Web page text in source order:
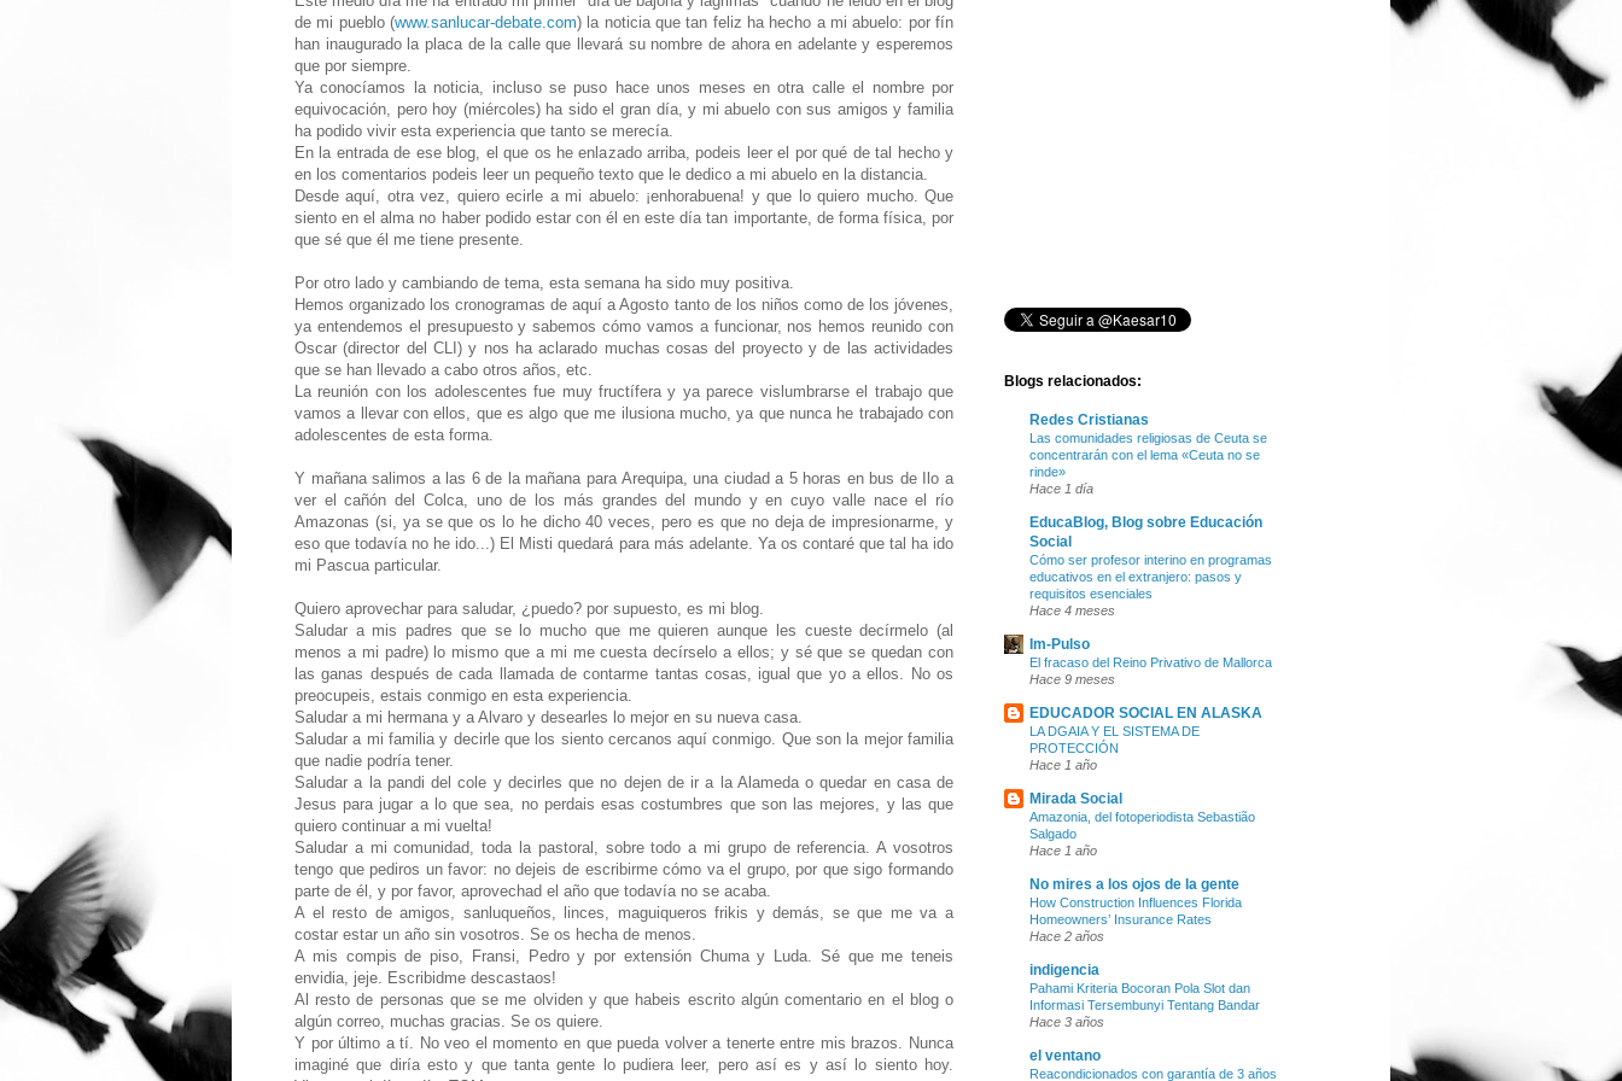
de mi pueblo (www.sanlucar-debate.com) la noticia que tan feliz ha hecho a mi abuelo: por fín
han inaugurado la placa de la calle que llevará su nombre de ahora en adelante y esperemos
que por siempre.
Ya conocíamos la noticia, incluso se puso hace unos meses en otra calle el nombre por
equivocación, pero hoy (miércoles) ha sido el gran día, y mi abuelo con sus amigos y familia
ha podido vivir esta experiencia que tanto se merecía.
En la entrada de ese blog, el que os he enlazado arriba, podeis leer el por qué de tal hecho y
en los comentarios podeis leer un pequeño texto que le dedico a mi abuelo en la distancia.
Desde aquí, otra vez, quiero ecirle a mi abuelo: ¡enhorabuena! y que lo quiero mucho. Que
siento en el alma no haber podido estar con él en este día tan importante, de forma física, por
que sé que él me tiene presente.
Por otro lado y cambiando de tema, esta semana ha sido muy positiva.
Hemos organizado los cronogramas de aquí a Agosto tanto de los niños como de los jóvenes,
ya entendemos el presupuesto y sabemos cómo vamos a funcionar, nos hemos reunido con
Oscar (director del CLI) y nos ha aclarado muchas cosas del proyecto y de las actividades
que se han llevado a cabo otros años, etc.
La reunión con los adolescentes fue muy fructífera y ya parece vislumbrarse el trabajo que
vamos a llevar con ellos, que es algo que me ilusiona mucho, ya que nunca he trabajado con
adolescentes de esta forma.
Y mañana salimos a las 6 de la mañana para Arequipa, una ciudad a 5 horas en bus de Ilo a
ver el cañón del Colca, uno de los más grandes del mundo y en cuyo valle nace el río
Amazonas (si, ya se que os lo he dicho 40 veces, pero es que no deja de impresionarme, y
eso que todavía no he ido...) El Misti quedará para más adelante. Ya os contaré que tal ha ido
mi Pascua particular.
Quiero aprovechar para saludar, ¿puedo? por supuesto, es mi blog.
Saludar a mis padres que se lo mucho que me quieren aunque les cueste decírmelo (al
menos a mi padre) lo mismo que a mi me cuesta decírselo a ellos; y sé que se quedan con
las ganas después de cada llamada de contarme tantas cosas, igual que yo a ellos. No os
preocupeis, estais conmigo en esta experiencia.
Saludar a mi hermana y a Alvaro y desearles lo mejor en su nueva casa.
Saludar a mi familia y decirle que los siento cercanos aquí conmigo. Que son la mejor familia
que nadie podría tener.
Saludar a la pandi del cole y decirles que no dejen de ir a la Alameda o quedar en casa de
Jesus para jugar a lo que sea, no perdais esas costumbres que son las mejores, y las que
quiero continuar a mi vuelta!
Saludar a mi comunidad, toda la pastoral, sobre todo a mi grupo de referencia. A vosotros
tengo que pediros un favor: no dejeis de escribirme cómo va el grupo, por que sigo formando
parte de él, y por favor, aprovechad el año que todavía no se acaba.
A el resto de amigos, sanluqueños, linces, maguiqueros frikis y demás, se que me va a
costar estar un año sin vosotros. Se os hecha de menos.
A mis compis de piso, Fransi, Pedro y por extensión Chuma y Luda. Sé que me teneis
envidia, jeje. Escribidme descastaos!
Al resto de personas que se me olviden y que habeis escrito algún comentario en el blog o
algún correo, muchas gracias. Se os quiere.
Y por último a tí. No veo el momento en que pueda volver a tenerte entre mis brazos. Nunca
imaginé que diría esto y que tanta gente lo pudiera leer, pero así es y así lo siento hoy.
Blogs relacionados:
Redes Cristianas
Las comunidades religiosas de Ceuta se
concentrarán con el lema «Ceuta no se
rinde»
Hace 1 día
EducaBlog, Blog sobre Educación
Social
Cómo ser profesor interino en programas
educativos en el extranjero: pasos y
requisitos esenciales
Hace 4 meses
Im-Pulso
El fracaso del Reino Privativo de Mallorca
Hace 9 meses
EDUCADOR SOCIAL EN ALASKA
LA DGAIA Y EL SISTEMA DE
PROTECCIÓN
Hace 1 año
Mirada Social
Amazonia, del fotoperiodista Sebastião
Salgado
Hace 1 año
No mires a los ojos de la gente
How Construction Influences Florida
Homeowners’ Insurance Rates
Hace 2 años
indigencia
Pahami Kriteria Bocoran Pola Slot dan
Informasi Tersembunyi Tentang Bandar
Hace 3 años
el ventano
Reacondicionados con garantía de 3 años